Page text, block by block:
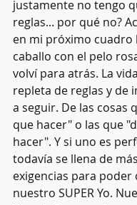
justamente no tengo
reglas... por qué no?
en mi próximo cuadro
caballo con el pelo
volví para atrás. La
repleta de reglas y de
a seguir. De las cosas
que hacer" o las que
hacer". Y si uno es
todavía se llena de
exigencias para
nuestro SUPER Yo.